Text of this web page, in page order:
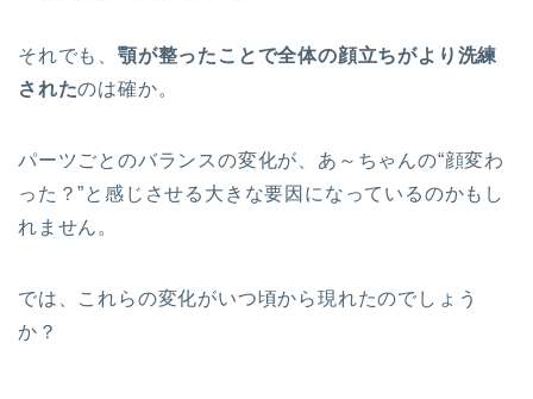
それでも、 顎が整ったことで全体の顔立ちがより洗練
されたのは確か。
パーツごとのバランスの変化が、あ～ちゃんの“顔変わ
った？”と感じさせる大きな要因になっているのかもし
れません。
では、これらの変化がいつ頃から現れたのでしょう
か？